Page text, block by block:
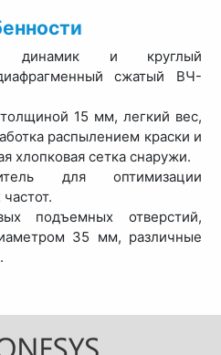
динамик и круглый
сжатый ВЧ-
15 мм, легкий вес,
распылением краски и
хлопковая сетка снаружи.
для оптимизации
подъемных отверстий,
35 мм, различные